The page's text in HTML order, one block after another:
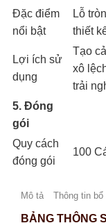
Đặc điểm
nổi bật
Lỗ
thiết
Lợi ích sử
dụng
Tạo
xô
trải
5. Đóng
gói
Quy cách
đóng gói
100
Mô tả Thông tin bổ
BẢNG THÔNG